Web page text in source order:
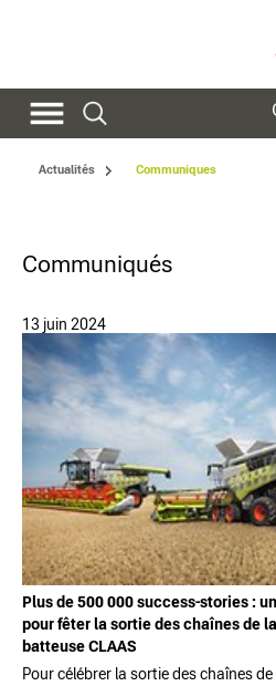
Actualités Communiques
Communiqués
13 juin 2024
Plus de 500 000 success-stories :
pour fêter la sortie des chaînes de
batteuse CLAAS
Pour célébrer la sortie des chaînes